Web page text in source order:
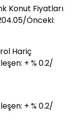
Konut Fiyatları
Önceki:
Hariç
+ % 0.2/
+ % 0.2/